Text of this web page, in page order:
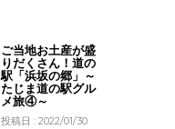
ご当地お土産が盛
りだくさん！道の
駅「浜坂の郷」～
たじま道の駅グル
メ旅④～
投稿日 : 2022/01/30